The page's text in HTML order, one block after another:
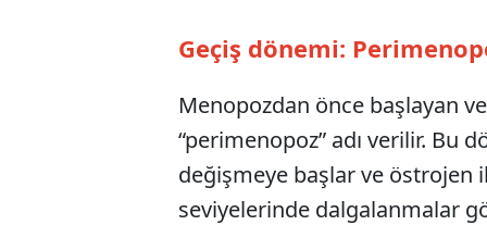
Geçiş dönemi:
Menopozdan önce başlayan
“perimenopoz” adı verilir. Bu
değişmeye başlar ve östrojen
seviyelerinde dalgalanmalar